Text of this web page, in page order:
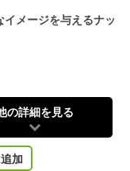
メージを与えるナッ
の詳細を見る
加